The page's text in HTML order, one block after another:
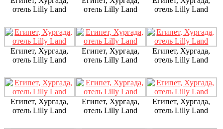
отель Lilly Land
отель Lilly Land
отель Lilly Land
Египет, Хургада,
отель Lilly Land
Египет, Хургада,
отель Lilly Land
Египет, Хургада,
отель Lilly Land
Египет, Хургада,
отель Lilly Land
Египет, Хургада,
отель Lilly Land
Египет, Хургада,
отель Lilly Land